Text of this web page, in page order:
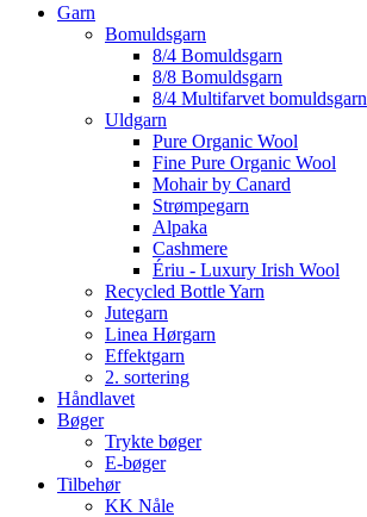
Garn
Bomuldsgarn
8/4 Bomuldsgarn
8/8 Bomuldsgarn
8/4 Multifarvet bomuldsgarn
Uldgarn
Pure Organic Wool
Fine Pure Organic Wool
Mohair by Canard
Strømpegarn
Alpaka
Cashmere
Ériu - Luxury Irish Wool
Recycled Bottle Yarn
Jutegarn
Linea Hørgarn
Effektgarn
2. sortering
Håndlavet
Bøger
Trykte bøger
E-bøger
Tilbehør
KK Nåle